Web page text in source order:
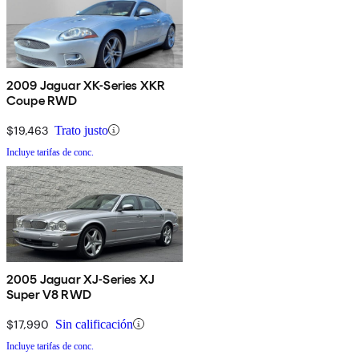
2009 Jaguar XK-Series XKR
Coupe RWD
$19,463 Trato justo
Incluye tarifas de conc.
2005 Jaguar XJ-Series XJ
Super V8 RWD
$17,990 Sin calificación
Incluye tarifas de conc.